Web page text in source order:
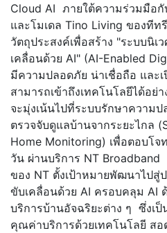
Cloud AI ภายใต้ความร่วมมือ
และโมเดล Tino Living ของที
วัตถุประสงค์เพื่อสร้าง "ระบบนิเ
เคลื่อนด้วย AI" (AI-Enabled
มีความปลอดภัย น่าเชื่อถือ และ
สามารถเข้าถึงเทคโนโลยีได้อย่
จะมุ่งเน้นไปที่ระบบรักษาความ
ตรวจจับดูแลบ้านจากระยะไกล
Home Monitoring) เพื่อตอบโ
วัน ผ่านบริการ NT
ของ NT ตั้งเป้าหมายพัฒนาไป
ขับเคลื่อนด้วย AI ครอบคลุม AI
บริการบ้านอัจฉริยะต่าง ๆ ซึ่งเ
คุณค่าบริการด้วยเทคโนโลยี ส